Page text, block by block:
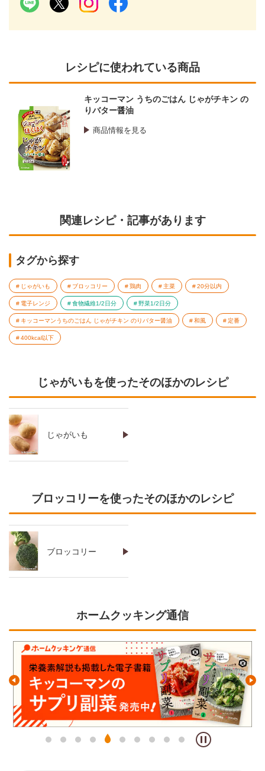
レシピに使われている商品
キッコーマン うちのごはん じゃがチキン の
りバター醤油
商品情報を見る
関連レシピ・記事があります
タグから探す
じゃがいも ブロッコリー 鶏肉 主菜 20分以内
電子レンジ 食物繊維1/2日分 野菜1/2日分
キッコーマンうちのごはん じゃがチキン のりバター醤油 和風 定番
400kcal以下
じゃがいもを使ったそのほかのレシピ
じゃがいも
ブロッコリーを使ったそのほかのレシピ
ブロッコリー
ホームクッキング通信